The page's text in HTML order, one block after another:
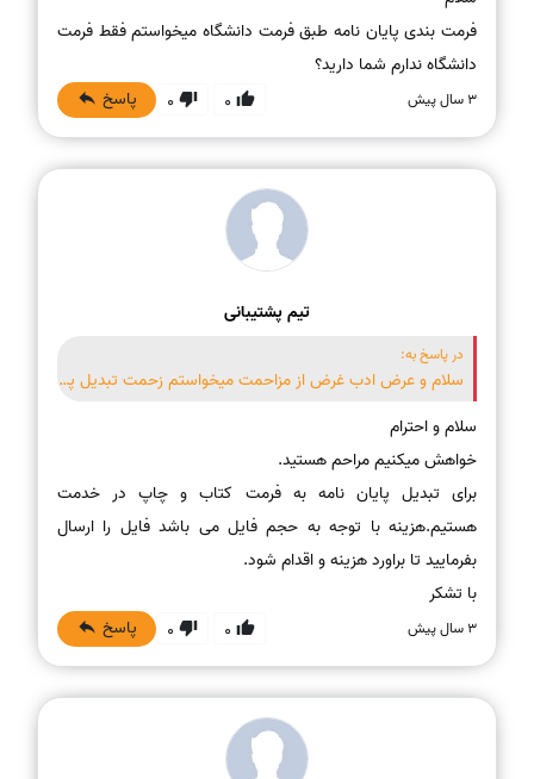
فرمت بندی پایان نامه طبق فرمت دانشگاه میخواستم فقط فرمت
دانشگاه ندارم شما دارید؟
3 سال پیش 0
0 پاسخ
تیم پشتیبانی
در پاسخ به:
سلام و عرض ادب غرض از مزاحمت میخواستم زحمت تبدیل پایان نامم به کتاب رو بدم. انجام میدهید و هزینه چند؟
برای تبدیل پایان نامه به فرمت کتاب و چاپ در خدمت
هستیم.هزینه با توجه به حجم فایل می باشد فایل را ارسال
با تشکر
3 سال پیش 0
0 پاسخ